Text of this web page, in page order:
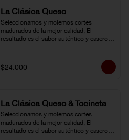
La Clásica Queso
Seleccionamos y molemos cortes
madurados de la mejor calidad, El
resultado es el sabor auténtico y casero
usted elija. Armela como quiera.
$24.000
La Clásica Queso & Tocineta
Seleccionamos y molemos cortes
madurados de la mejor calidad, El
resultado es el sabor auténtico y casero